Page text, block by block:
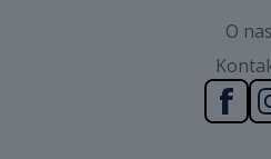
O nas